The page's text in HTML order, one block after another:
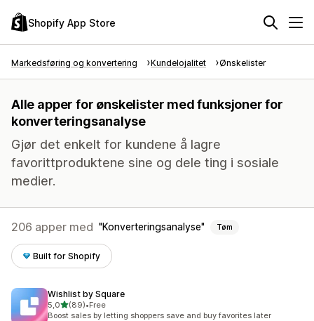
Shopify App Store
Markedsføring og konvertering Kundelojalitet Ønskelister
Alle apper for ønskelister med funksjoner for
konverteringsanalyse
Gjør det enkelt for kundene å lagre
favorittproduktene sine og dele ting i sosiale
medier.
206 apper med Konverteringsanalyse Tøm
Built for Shopify
Wishlist by Square
5,0av 5 stjerner
(89)
Totalt 89 omtaler
•Free
Boost sales by letting shoppers save and buy favorites later